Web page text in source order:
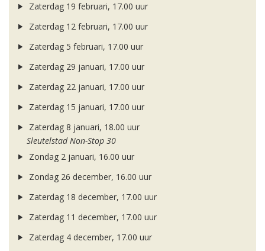
Zaterdag 19 februari, 17.00 uur
Zaterdag 12 februari, 17.00 uur
Zaterdag 5 februari, 17.00 uur
Zaterdag 29 januari, 17.00 uur
Zaterdag 22 januari, 17.00 uur
Zaterdag 15 januari, 17.00 uur
Zaterdag 8 januari, 18.00 uur
Sleutelstad Non-Stop 30
Zondag 2 januari, 16.00 uur
Zondag 26 december, 16.00 uur
Zaterdag 18 december, 17.00 uur
Zaterdag 11 december, 17.00 uur
Zaterdag 4 december, 17.00 uur